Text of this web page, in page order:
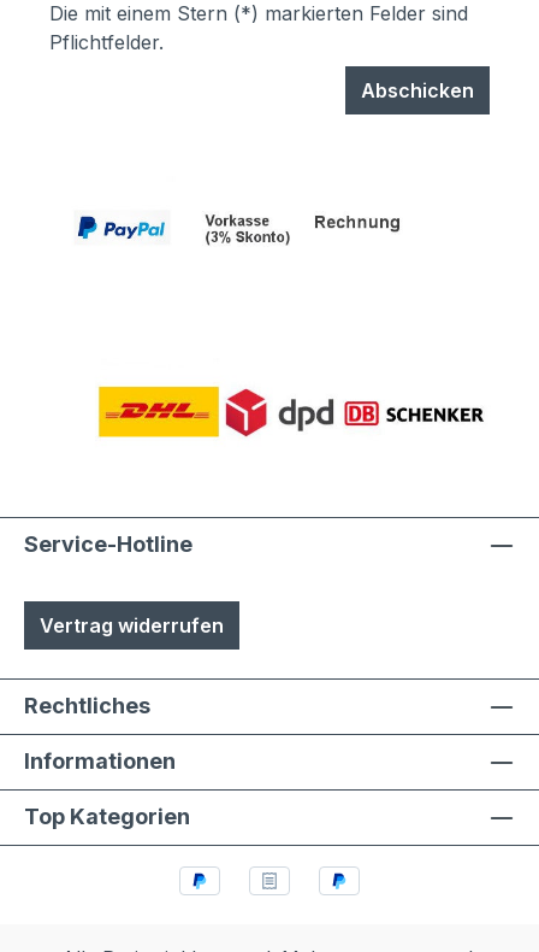
Die mit einem Stern (*) markierten Felder sind
Pflichtfelder.
Abschicken
Service-Hotline
Vertrag widerrufen
Rechtliches
Informationen
Top Kategorien